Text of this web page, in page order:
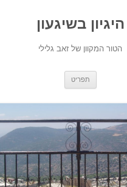
היגיון בשיגעון
הטור המקוון של זאב גלילי
תפריט